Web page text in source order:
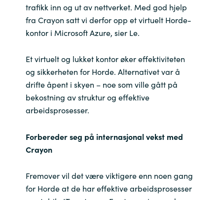
trafikk inn og ut av nettverket. Med god hjelp
fra Crayon satt vi derfor opp et virtuelt Horde-
kontor i Microsoft Azure, sier Le.
Et virtuelt og lukket kontor øker effektiviteten
og sikkerheten for Horde. Alternativet var å
drifte åpent i skyen – noe som ville gått på
bekostning av struktur og effektive
arbeidsprosesser.
Forbereder seg på internasjonal vekst med
Crayon
Fremover vil det være viktigere enn noen gang
for Horde at de har effektive arbeidsprosesser